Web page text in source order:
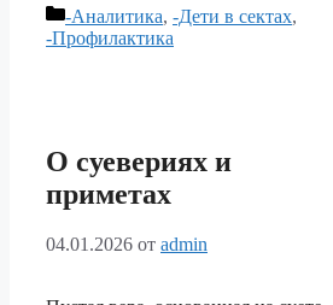
Рубрики
-Аналитика, -Дети в сектах,
-Профилактика
О суевериях и
приметах
04.01.2026 от admin